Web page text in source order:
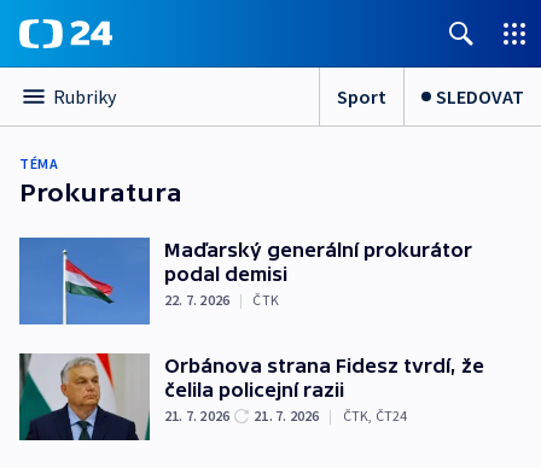
Rubriky Sport SLEDOVAT
TÉMA
Prokuratura
Maďarský generální prokurátor
podal demisi
22. 7. 2026 | ČTK
Orbánova strana Fidesz tvrdí, že
čelila policejní razii
21. 7. 2026 21. 7. 2026 | ČTK, ČT24